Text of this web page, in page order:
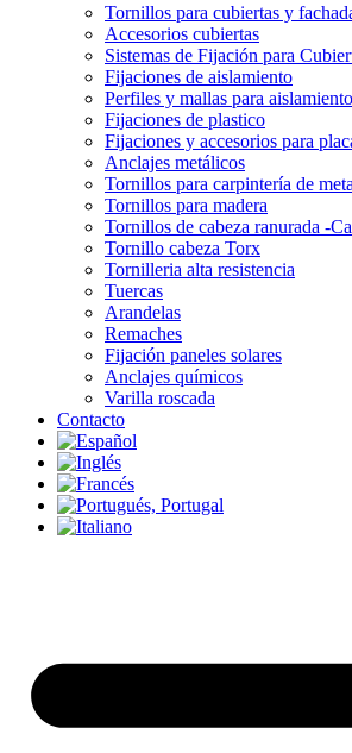
Tornillos para cubiertas y
Accesorios cubiertas
Sistemas de Fijación para
Fijaciones de aislamiento
Perfiles y mallas para
Fijaciones de plastico
Fijaciones y accesorios para
Anclajes metálicos
Tornillos para carpintería de
Tornillos para madera
Tornillos de cabeza ranurada -
Tornillo cabeza Torx
Tornilleria alta resistencia
Tuercas
Arandelas
Remaches
Fijación paneles solares
Anclajes químicos
Varilla roscada
Contacto